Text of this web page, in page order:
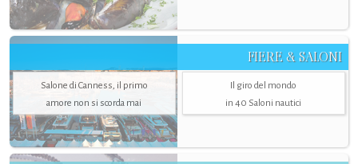
FIERE & SALONI
Salone di Canness, il primo
amore non si scorda mai
Il giro del mondo
in 40 Saloni nautici